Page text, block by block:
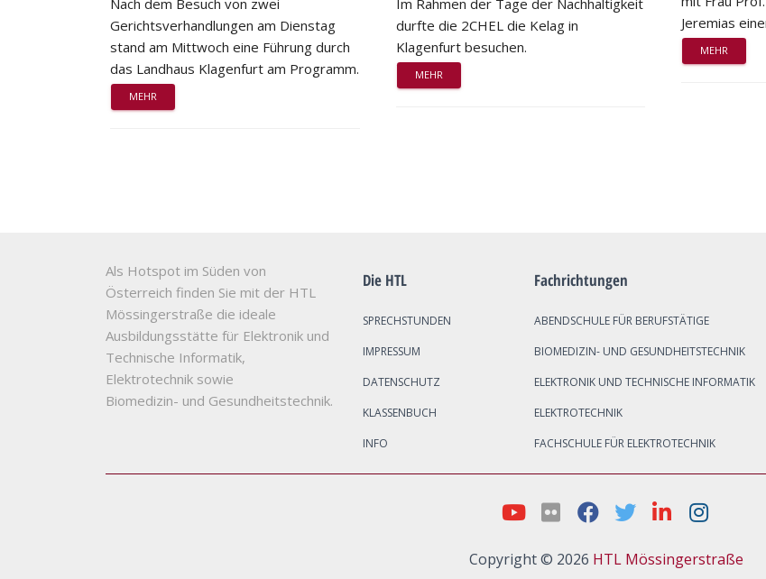
Gerichtsverhandlungen am Dienstag
stand am Mittwoch eine Führung durch
das Landhaus Klagenfurt am Programm.
MEHR
durfte die 2CHEL die Kelag in
Klagenfurt besuchen.
MEHR
Jeremias
MEHR
Als Hotspot im Süden von
Österreich finden Sie mit der HTL
Mössingerstraße die ideale
Ausbildungsstätte für Elektronik und
Technische Informatik,
Elektrotechnik sowie
Biomedizin- und Gesundheitstechnik.
Die HTL
SPRECHSTUNDEN
IMPRESSUM
DATENSCHUTZ
KLASSENBUCH
INFO
Fachrichtungen
ABENDSCHULE FÜR BERUFSTÄTIGE
BIOMEDIZIN- UND GESUNDHEITSTECHNIK
ELEKTRONIK UND TECHNISCHE INFORMATIK
ELEKTROTECHNIK
FACHSCHULE FÜR ELEKTROTECHNIK
Copyright © 2026 HTL Mössingerstraße